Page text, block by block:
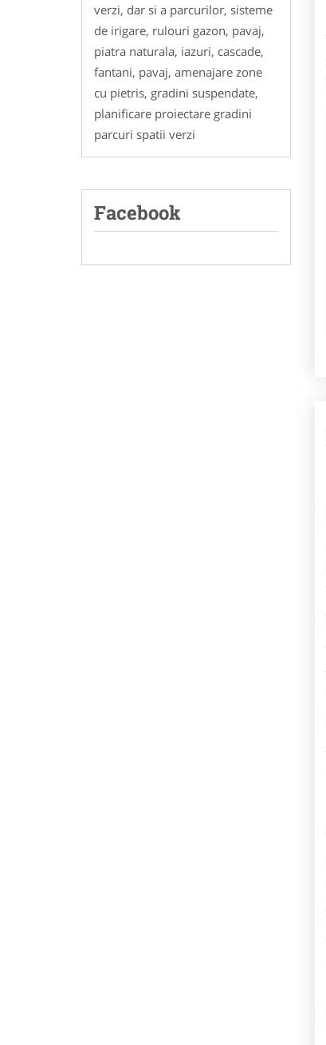
verzi, dar si a parcurilor, sisteme
de irigare, rulouri gazon, pavaj,
piatra naturala, iazuri, cascade,
fantani, pavaj, amenajare zone
cu pietris, gradini suspendate,
planificare proiectare gradini
parcuri spatii verzi
Facebook